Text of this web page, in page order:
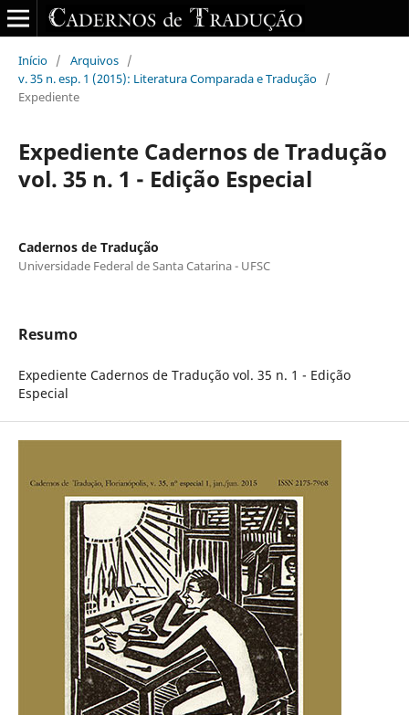
Início / Arquivos /
v. 35 n. esp. 1 (2015): Literatura Comparada e Tradução /
Expediente
Expediente Cadernos de Tradução
vol. 35 n. 1 - Edição Especial
Cadernos de Tradução
Universidade Federal de Santa Catarina - UFSC
Resumo
Expediente Cadernos de Tradução vol. 35 n. 1 - Edição
Especial